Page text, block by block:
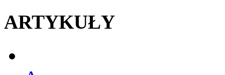
ARTYKUŁY